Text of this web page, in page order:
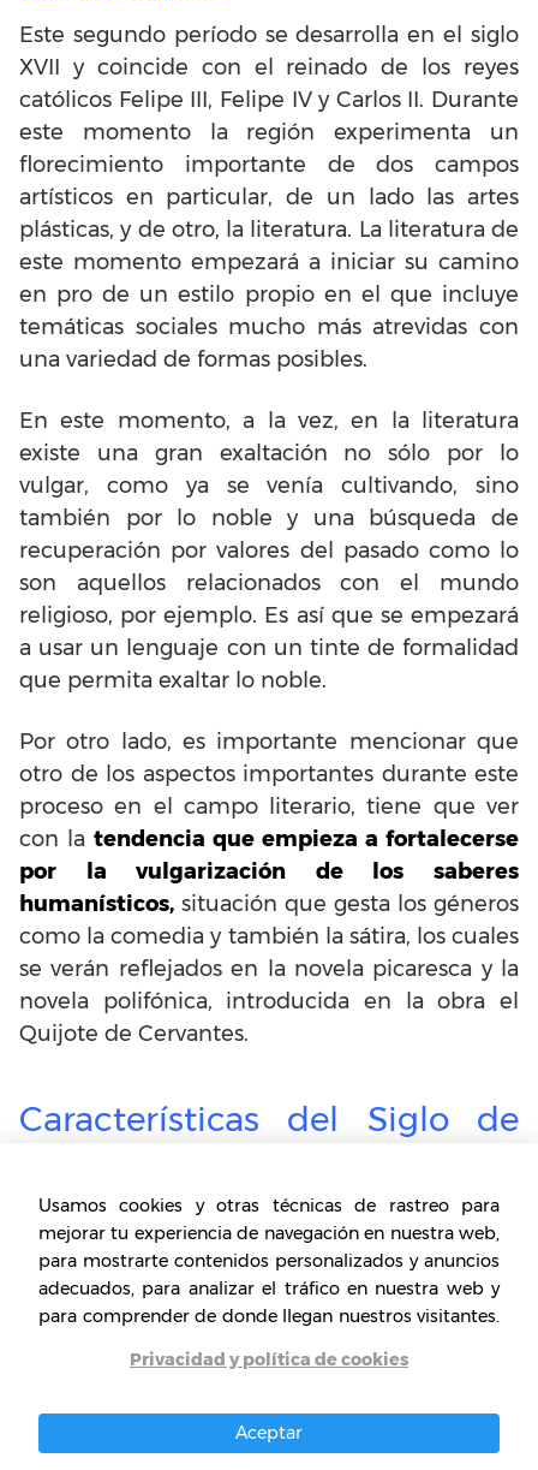
Este segundo período se desarrolla en el siglo
XVII y coincide con el reinado de los reyes
católicos Felipe III, Felipe IV y Carlos II. Durante
este momento la región experimenta un
florecimiento importante de dos campos
artísticos en particular, de un lado las artes
plásticas, y de otro, la literatura. La literatura de
este momento empezará a iniciar su camino
en pro de un estilo propio en el que incluye
temáticas sociales mucho más atrevidas con
una variedad de formas posibles.
En este momento, a la vez, en la literatura
existe una gran exaltación no sólo por lo
vulgar, como ya se venía cultivando, sino
también por lo noble y una búsqueda de
recuperación por valores del pasado como lo
son aquellos relacionados con el mundo
religioso, por ejemplo. Es así que se empezará
a usar un lenguaje con un tinte de formalidad
que permita exaltar lo noble.
Por otro lado, es importante mencionar que
otro de los aspectos importantes durante este
proceso en el campo literario, tiene que ver
con la tendencia que empieza a fortalecerse
por la vulgarización de los saberes
humanísticos, situación que gesta los géneros
como la comedia y también la sátira, los cuales
se verán reflejados en la novela picaresca y la
novela polifónica, introducida en la obra el
Quijote de Cervantes.
Características del Siglo de
Luego de este recorrido, pasemos a ver las
características más importantes de este
período en el que florece una gran parte de las
obras más importantes de España, de Europa y
en general, de la literatura universal:
Temáticas variadas
Usamos cookies y otras técnicas de rastreo para
mejorar tu experiencia de navegación en nuestra web,
para mostrarte contenidos personalizados y anuncios
adecuados, para analizar el tráfico en nuestra web y
para comprender de donde llegan nuestros visitantes.
Privacidad y política de cookies
Aceptar